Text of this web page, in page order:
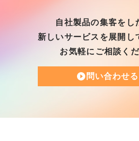
自社製品の集客をし
新しいサービスを展開し
お気軽にご相談く
問い合わせる